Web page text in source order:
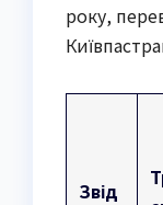
року,
Звід